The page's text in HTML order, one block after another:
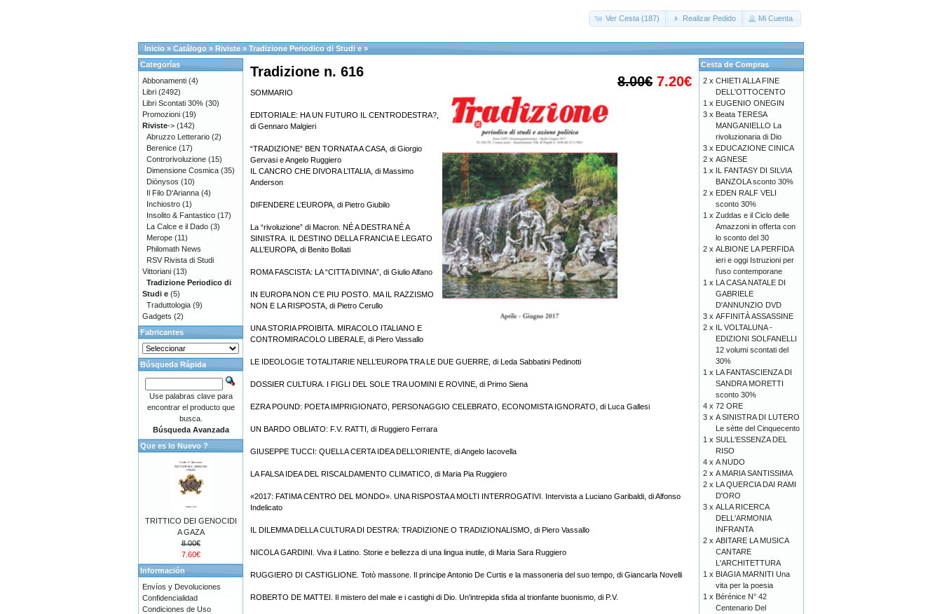
Ver Cesta (187) Realizar Pedido Mi Cuenta
Inicio » Catálogo » Riviste » Tradizione Periodico di Studi e »
8.00€ 7.20€
Tradizione n. 616
SOMMARIO
EDITORIALE: HA UN FUTURO IL CENTRODESTRA?,
di Gennaro Malgieri
“TRADIZIONE” BEN TORNATA A CASA, di Giorgio
Gervasi e Angelo Ruggiero
IL CANCRO CHE DIVORA L’ITALIA, di Massimo
Anderson
DIFENDERE L’EUROPA, di Pietro Giubilo
La “rivoluzione” di Macron. NÉ A DESTRA NÉ A
SINISTRA. IL DESTINO DELLA FRANCIA E LEGATO
ALL’EUROPA, di Benito Bollati
ROMA FASCISTA: LA “CITTA DIVINA”, di Giulio Alfano
IN EUROPA NON C’E PIU POSTO. MA IL RAZZISMO
NON E LA RISPOSTA, di Pietro Cerullo
UNA STORIA PROIBITA. MIRACOLO ITALIANO E
CONTROMIRACOLO LIBERALE, di Piero Vassallo
LE IDEOLOGIE TOTALITARIE NELL’EUROPA TRA LE DUE GUERRE, di Leda Sabbatini Pedinotti
DOSSIER CULTURA. I FIGLI DEL SOLE TRA UOMINI E ROVINE, di Primo Siena
EZRA POUND: POETA IMPRIGIONATO, PERSONAGGIO CELEBRATO, ECONOMISTA IGNORATO, di Luca Gallesi
UN BARDO OBLIATO: F.V. RATTI, di Ruggiero Ferrara
GIUSEPPE TUCCI: QUELLA CERTA IDEA DELL’ORIENTE, di Angelo Iacovella
LA FALSA IDEA DEL RISCALDAMENTO CLIMATICO, di Maria Pia Ruggiero
«2017: FATIMA CENTRO DEL MONDO». UNA RISPOSTA A MOLTI INTERROGATIVI. Intervista a Luciano Garibaldi, di Alfonso
Indelicato
IL DILEMMA DELLA CULTURA DI DESTRA: TRADIZIONE O TRADIZIONALISMO, di Piero Vassallo
NICOLA GARDINI. Viva il Latino. Storie e bellezza di una lingua inutile, di Maria Sara Ruggiero
RUGGIERO DI CASTIGLIONE. Totò massone. Il principe Antonio De Curtis e la massoneria del suo tempo, di Giancarla Novelli
ROBERTO DE MATTEI. Il mistero del male e i castighi di Dio. Un'intrepida sfida al trionfante buonismo, di P.V.
Categorías
Abbonamenti (4)
Libri (2492)
Libri Scontati 30% (30)
Promozioni (19)
Riviste-> (142)
Abruzzo Letterario (2)
Berenice (17)
Controrivoluzione (15)
Dimensione Cosmica (35)
Diònysos (10)
Il Filo D'Arianna (4)
Inchiostro (1)
Insolito & Fantastico (17)
La Calce e il Dado (3)
Merope (11)
Philomath News
RSV Rivista di Studi
Vittoriani (13)
Tradizione Periodico di
Studi e (5)
Traduttologia (9)
Gadgets (2)
Fabricantes
Búsqueda Rápida
Use palabras clave para
encontrar el producto que
busca.
Búsqueda Avanzada
Que es lo Nuevo ?
TRITTICO DEI GENOCIDI
A GAZA
8.00€
7.60€
Información
Envíos y Devoluciones
Confidencialidad
Condiciones de Uso
Cesta de Compras
2 x CHIETI ALLA FINE
DELL'OTTOCENTO
1 x EUGENIO ONEGIN
3 x Beata TERESA
MANGANIELLO La
rivoluzionaria di Dio
3 x EDUCAZIONE CINICA
2 x AGNESE
1 x IL FANTASY DI SILVIA
BANZOLA sconto 30%
2 x EDEN RALF VELI
sconto 30%
1 x Zuddas e il Ciclo delle
Amazzoni in offerta con
lo sconto del 30
2 x ALBIONE LA PERFIDA
ieri e oggi Istruzioni per
l’uso contemporane
1 x LA CASA NATALE DI
GABRIELE
D'ANNUNZIO DVD
3 x AFFINITÀ ASSASSINE
2 x IL VOLTALUNA -
EDIZIONI SOLFANELLI
12 volumi scontati del
30%
1 x LA FANTASCIENZA DI
SANDRA MORETTI
sconto 30%
4 x 72 ORE
3 x A SINISTRA DI LUTERO
Le sètte del Cinquecento
1 x SULL'ESSENZA DEL
RISO
4 x A NUDO
2 x A MARIA SANTISSIMA
2 x LA QUERCIA DAI RAMI
D'ORO
3 x ALLA RICERCA
DELL'ARMONIA
INFRANTA
2 x ABITARE LA MUSICA
CANTARE
L'ARCHITETTURA
1 x BIAGIA MARNITI Una
vita per la poesia
1 x Bérénice N° 42
Centenario Del